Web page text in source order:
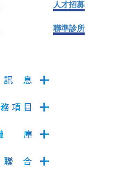
人才招募
聯準診所